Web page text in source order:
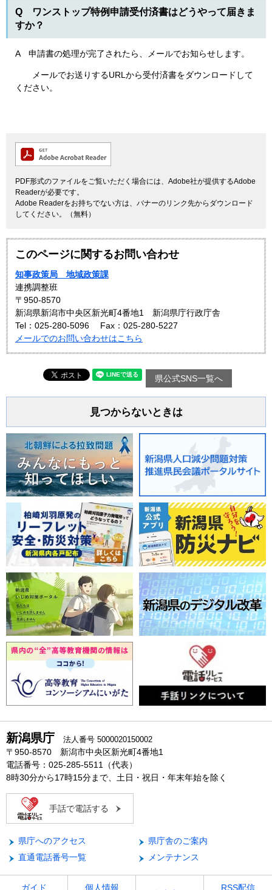
Q ワンストップ特例申請受付済書はどうやって届きま
すか？
A 申請書の処理が完了されたら、メールでお知らせします。
メールでお送りするURLから受付済書をダウンロードして
ください。
PDF形式のファイルをご覧いただく場合には、Adobe社が提供するAdobe
Readerが必要です。
Adobe Readerをお持ちでない方は、バナーのリンク先からダウンロード
してください。（無料）
このページに関するお問い合わせ
知事政策局 地域政策課
連携調整班
〒950-8570
新潟県新潟市中央区新光町4番地1 新潟県庁行政庁舎
Tel：025-280-5096
Fax：025-280-5227
メールでのお問い合わせはこちら
県公式SNS一覧へ
見つからないときは
新潟県庁 法人番号 5000020150002
〒950-8570 新潟市中央区新光町4番地1
電話番号：025-285-5511（代表）
8時30分から17時15分まで、土日・祝日・年末年始を除く
手話で電話する
県庁へのアクセス
県庁舎のご案内
直通電話番号一覧
メンテナンス
ガイド 個人情報 RSS配信